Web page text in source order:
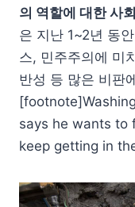
의 역할에 대한 사
은 지난 1~2년 동
스, 민주주의에 미
반성 등 많은 비판
says he wants to
keep getting in